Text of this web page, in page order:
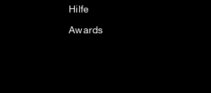
Hilfe
Awards